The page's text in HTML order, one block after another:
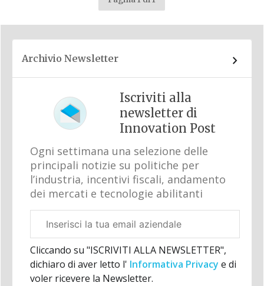
Archivio Newsletter
Iscriviti alla
newsletter di
Innovation Post
Ogni settimana una selezione delle
principali notizie su politiche per
l’industria, incentivi fiscali, andamento
dei mercati e tecnologie abilitanti
aziendale
Cliccando su "ISCRIVITI ALLA NEWSLETTER",
dichiaro di aver letto l' Informativa Privacy e di
voler ricevere la Newsletter.